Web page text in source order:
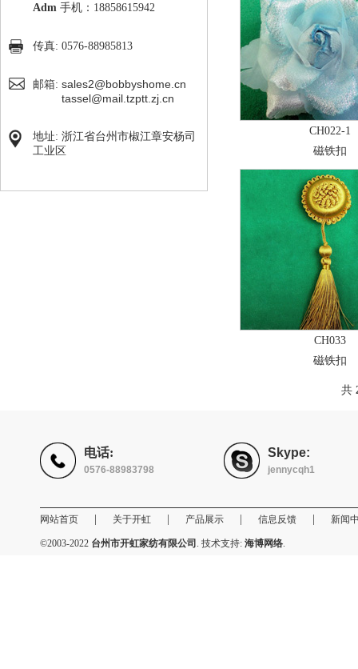
Adm 手机：18858615942
传真: 0576-88985813
邮箱: sales2@bobbyshome.cn
tassel@mail.tzptt.zj.cn
地址: 浙江省台州市椒江章安杨司
工业区
CH022-1
磁铁扣
CH033
磁铁扣
共
电话:
0576-88983798
Skype:
jennycqh1
网站首页 关于开虹 产品展示 信息反馈 新闻
©2003-2022 台州市开虹家纺有限公司 . 技术支持: 海博网络.